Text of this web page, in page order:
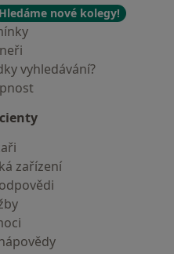
Hledáme nové kolegy!
vyhledávání?
zařízení